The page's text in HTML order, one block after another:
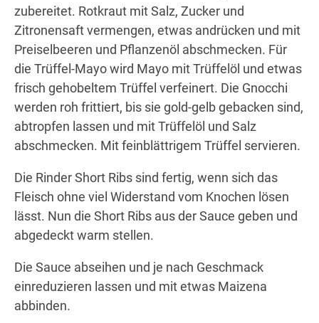
zubereitet. Rotkraut mit Salz, Zucker und
Zitronensaft vermengen, etwas andrücken und mit
Preiselbeeren und Pflanzenöl abschmecken. Für
die Trüffel-Mayo wird Mayo mit Trüffelöl und etwas
frisch gehobeltem Trüffel verfeinert. Die Gnocchi
werden roh frittiert, bis sie gold-gelb gebacken sind,
abtropfen lassen und mit Trüffelöl und Salz
abschmecken. Mit feinblättrigem Trüffel servieren.
Die Rinder Short Ribs sind fertig, wenn sich das
Fleisch ohne viel Widerstand vom Knochen lösen
lässt. Nun die Short Ribs aus der Sauce geben und
abgedeckt warm stellen.
Die Sauce abseihen und je nach Geschmack
einreduzieren lassen und mit etwas Maizena
abbinden.